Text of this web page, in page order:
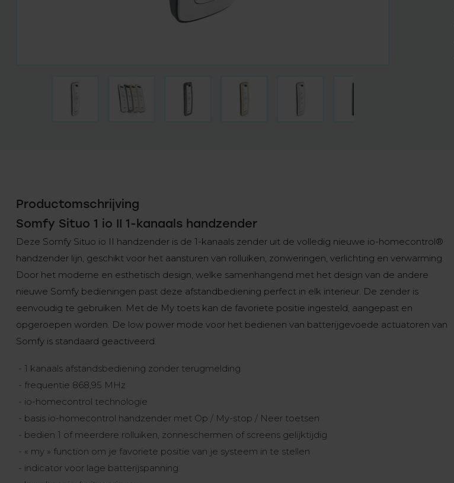
Productomschrijving
Somfy Situo 1 io II 1-kanaals handzender
Deze Somfy Situo io II handzender is de 1-kanaals zender uit de volledig nieuwe io-homecontrol®
handzender lijn, geschikt voor het aansturen van rolluiken, zonweringen, verlichting en verwarming.
Door het moderne en esthetisch design, welke samenhangend met het design van de andere
nieuwe Somfy bedieningen past deze afstandbediening perfect in elk interieur. De zender is
eenvoudig te gebruiken. Met de My toets kan de favoriete positie ingesteld, aangepast en
opgeroepen worden. De low power mode voor het bedienen van batterijgevoede actuatoren van
Somfy is standaard geactiveerd.
- 1 kanaals afstandsbediening zonder terugmelding
- frequentie 868,95 MHz
- io-homecontrol technologie
- basis io-homecontrol handzender met Op / My-stop / Neer toetsen
- bedien 1 of meerdere rolluiken, zonneschermen of screens gelijktijdig
- « my » function om je favoriete positie van je systeem in te stellen
- indicator voor lage batterijspanning